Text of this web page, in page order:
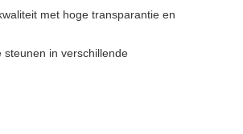
met hoge transparantie en
steunen in verschillende